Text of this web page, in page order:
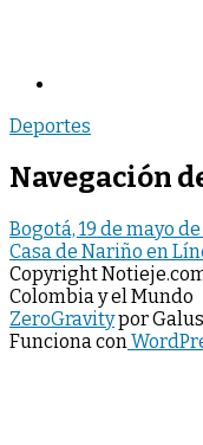
Deportes
Navegación
Bogotá, 19 de mayo de
Casa de Nariño en
Copyright
Colombia y el Mundo
ZeroGravitypor
Funciona con